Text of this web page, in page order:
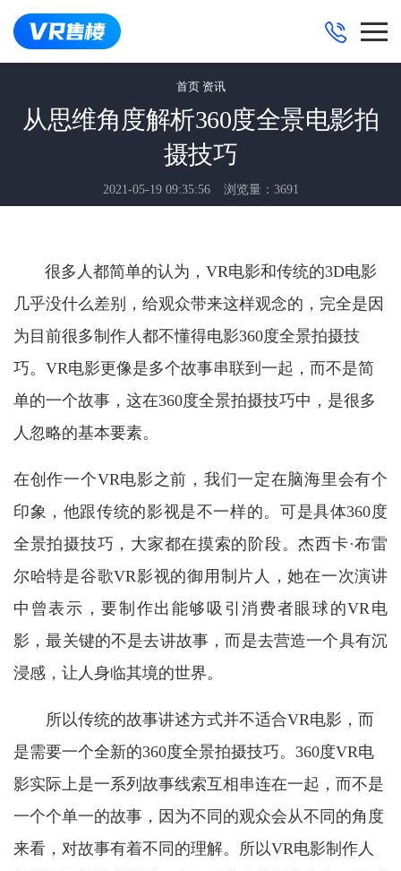
首页 资讯
从思维角度解析360度全景电影拍
摄技巧
2021-05-19 09:35:56 浏览量：3691
很多人都简单的认为， VR电影和传统的3D电影
几乎没什么差别，给观众带来这样观念的，完全是因
为目前很多制作人都不懂得电影360度全景拍摄技
巧。VR电影更像是多个故事串联到一起，而不是简
单的一个故事，这在360度全景拍摄技巧中，是很多
人忽略的基本要素。
在创作一个VR电影之前，我们一定在脑海里会有个
印象，他跟传统的影视是不一样的。可是具体360度
全景拍摄技巧，大家都在摸索的阶段。杰西卡·布雷
尔哈特是谷歌VR影视的御用制片人，她在一次演讲
中曾表示，要制作出能够吸引消费者眼球的VR电
影，最关键的不是去讲故事，而是去营造一个具有沉
浸感，让人身临其境的世界。
所以传统的故事讲述方式并不适合VR电影，而
是需要一个全新的360度全景拍摄技巧。360度VR电
影实际上是一系列故事线索互相串连在一起，而不是
一个个单一的故事，因为不同的观众会从不同的角度
来看，对故事有着不同的理解。所以VR电影制作人